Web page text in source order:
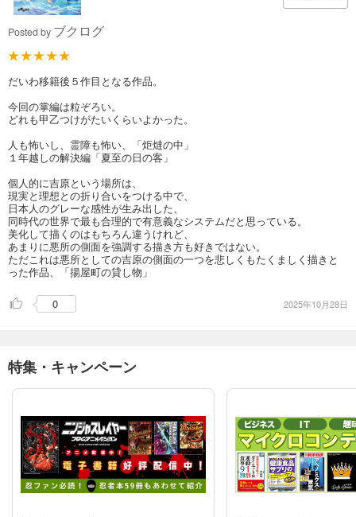
Posted by ブクログ
だいわ移籍後５作目となる作品。
今回の掌編は粒ぞろい。
どれも甲乙つけがたいくらいよかった。
人も怖いし、霊障も怖い、「炬燵の中」
１年越しの解決編「夏至の日の客」
個人的に吉原という場所は、
現実と理想との折り合いをつける中で、
日本人のグレーな感性が生み出した、
同時代の世界で最も合理的で有意義なシステムだと思っている。
美化して描くのはもちろん違うけれど、
あまりに悪所の側面を強調する描き方も好きではない。
ただこれは悪所としての吉原の側面の一つを悲しくもたくましく描きと
った作品、「揚屋町の貸し物」
0 2025年10月28日
特集・キャンペーン